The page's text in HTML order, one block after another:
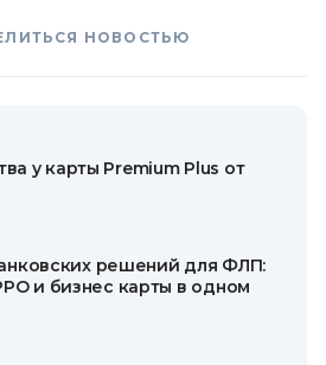
НОВОСТЬЮ
у карты Premium Plus от
решений для ФЛП:
и бизнес карты в одном